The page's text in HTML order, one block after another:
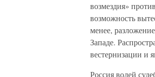
возмездия»
возможность
менее,
Западе.
вестернизации и
Россия волей